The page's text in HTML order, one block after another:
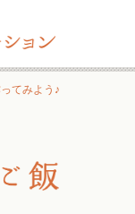
てみよう♪